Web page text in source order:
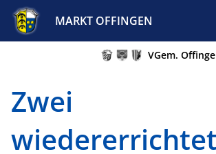
MARKT OFFINGEN
VGem.
Zwei